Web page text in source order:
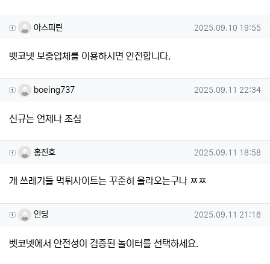
아스피린님의 댓글
아스피린 작성일
2025.09.10 19:55
벳코넷 보증업체를 이용하시면 안전합니다.
boeing737님의 댓글
boeing737 작성일
2025.09.11 22:34
신규는 언제나 조심
홍진호님의 댓글
홍진호 작성일
2025.09.11 18:58
개 쓰레기들 먹튀사이트는 꾸준히 올라오는구나 ㅉㅉ
인딩님의 댓글
인딩 작성일
2025.09.11 21:16
벳코넷에서 안전성이 검증된 놀이터를 선택하세요.